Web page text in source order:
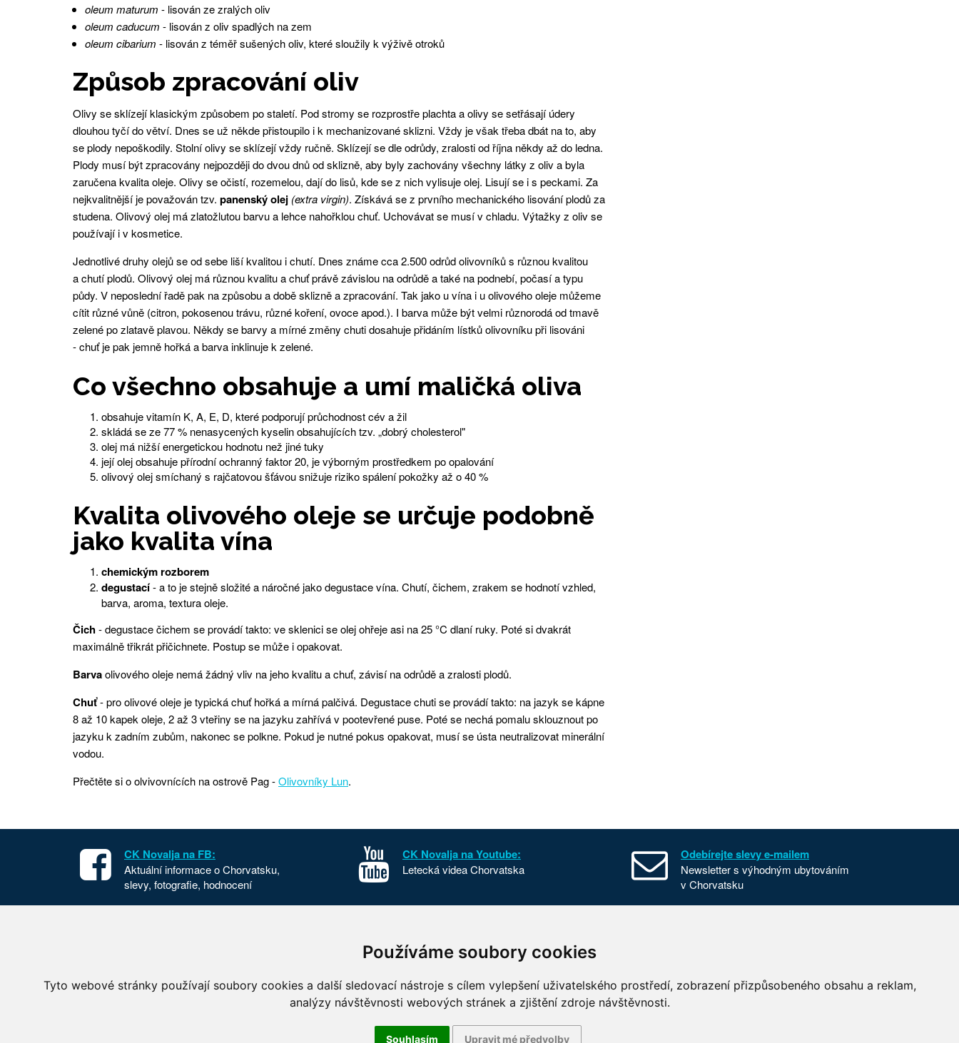
Používáme soubory cookies
Tyto webové stránky používají soubory cookies a další sledovací nástroje s cílem vylepšení uživatelského prostředí, zobrazení přizpůsobeného obsahu a reklam,
analýzy návštěvnosti webových stránek a zjištění zdroje návštěvnosti.
Souhlasím Upravit mé předvolby
oleum maturum - lisován ze zralých oliv
oleum caducum - lisován z oliv spadlých na zem
oleum cibarium - lisován z téměř sušených oliv, které sloužily k výživě otroků
Způsob zpracování oliv
Olivy se sklízejí klasickým způsobem po staletí. Pod stromy se rozprostře plachta a olivy se setřásají údery
dlouhou tyčí do větví. Dnes se už někde přistoupilo i k mechanizované sklizni. Vždy je však třeba dbát na to, aby
se plody nepoškodily. Stolní olivy se sklízejí vždy ručně. Sklízejí se dle odrůdy, zralosti od října někdy až do ledna.
Plody musí být zpracovány nejpozději do dvou dnů od sklizně, aby byly zachovány všechny látky z oliv a byla
zaručena kvalita oleje. Olivy se očistí, rozemelou, dají do lisů, kde se z nich vylisuje olej. Lisují se i s peckami. Za
nejkvalitnější je považován tzv. panenský olej (extra virgin). Získává se z prvního mechanického lisování plodů za
studena. Olivový olej má zlatožlutou barvu a lehce nahořklou chuť. Uchovávat se musí v chladu. Výtažky z oliv se
používají i v kosmetice.
Jednotlivé druhy olejů se od sebe liší kvalitou i chutí. Dnes známe cca 2.500 odrůd olivovníků s různou kvalitou
a chutí plodů. Olivový olej má různou kvalitu a chuť právě závislou na odrůdě a také na podnebí, počasí a typu
půdy. V neposlední řadě pak na způsobu a době sklizně a zpracování. Tak jako u vína i u olivového oleje můžeme
cítit různé vůně (citron, pokosenou trávu, různé koření, ovoce apod.). I barva může být velmi různorodá od tmavě
zelené po zlatavě plavou. Někdy se barvy a mírné změny chuti dosahuje přidáním lístků olivovníku při lisováni
- chuť je pak jemně hořká a barva inklinuje k zelené.
Co všechno obsahuje a umí maličká oliva
obsahuje vitamín K, A, E, D, které podporují průchodnost cév a žil
skládá se ze 77 % nenasycených kyselin obsahujících tzv. „dobrý cholesterol"
olej má nižší energetickou hodnotu než jiné tuky
její olej obsahuje přírodní ochranný faktor 20, je výborným prostředkem po opalování
olivový olej smíchaný s rajčatovou šťávou snižuje riziko spálení pokožky až o 40 %
Kvalita olivového oleje se určuje podobně
jako kvalita vína
chemickým rozborem
degustací- a to je stejně složité a náročné jako degustace vína. Chutí, čichem, zrakem se hodnotí vzhled,
barva, aroma, textura oleje.
Čich- degustace čichem se provádí takto: ve sklenici se olej ohřeje asi na 25 °C dlaní ruky. Poté si dvakrát
maximálně třikrát přičichnete. Postup se může i opakovat.
Barvaolivového oleje nemá žádný vliv na jeho kvalitu a chuť, závisí na odrůdě a zralosti plodů.
Chuť- pro olivové oleje je typická chuť hořká a mírná palčivá. Degustace chuti se provádí takto: na jazyk se kápne
8 až 10 kapek oleje, 2 až 3 vteřiny se na jazyku zahřívá v pootevřené puse. Poté se nechá pomalu sklouznout po
jazyku k zadním zubům, nakonec se polkne. Pokud je nutné pokus opakovat, musí se ústa neutralizovat minerální
vodou.
Přečtěte si o olvivovnících na ostrově Pag -Olivovníky Lun.
CK Novalja na FB:
Aktuální informace o Chorvatsku,
slevy, fotografie, hodnocení
CK Novalja na Youtube:
Letecká videa Chorvatska
Odebírejte slevy e-mailem
Newsletter s výhodným ubytováním
v Chorvatsku
Ubytování Chorvatsko
Cesta do Chorvatska
Národní parky Chorvatska
Letecké fotografie Chorvatska
O nás
FKSP
Benefity
Používání cookies